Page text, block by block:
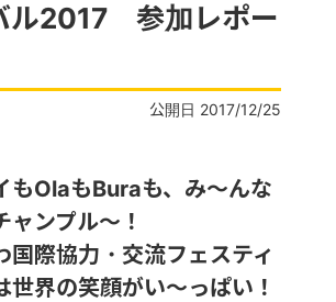
ル2017 参加レポー
公開日 2017/12/25
もOlaもBuraも、み～んな
ャンプル～！
国際協力・交流フェスティ
世界の笑顔がい～っぱい！